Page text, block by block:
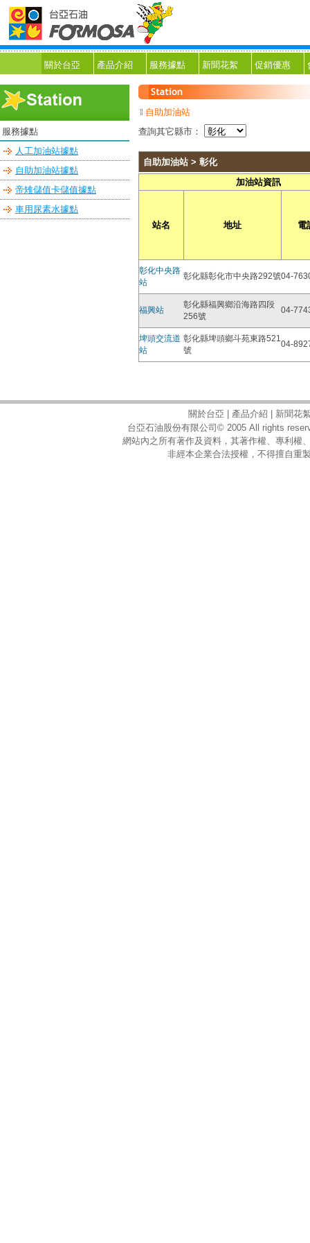
關於台亞 產品介紹 服務據點 新聞花絮 促銷優惠
服務據點
人工加油站據點
自助加油站據點
帝雉儲值卡儲值據點
車用尿素水據點
自助加油站
查詢其它縣市：
自助加油站 > 彰化
加油站資訊
站名 地址 電
彰化中央路
站
彰化縣彰化市中央路292號04-
福興站
彰化縣福興鄉沿海路四段
256號
04-
埤頭交流道
站
彰化縣埤頭鄉斗苑東路521
號
04-
關於台亞 產品介紹
新聞花
台亞石油股份有限公司© 2005 All rights
網站內之所有著作及資料，其著作權、專利權
非經本企業合法授權，不得擅自重